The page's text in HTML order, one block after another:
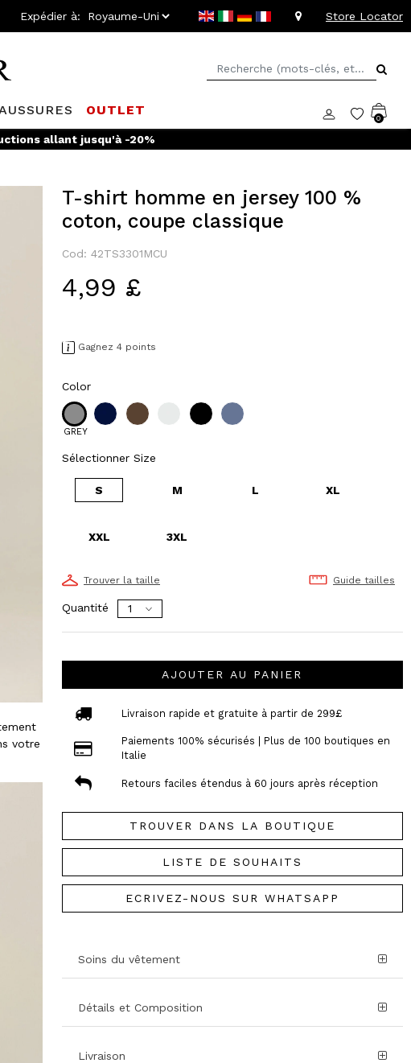
Expédier à: Store Locator
OUTLET
0
allant jusqu'à -20%
votre
T-shirt homme en jersey 100 %
coton, coupe classique
Cod: 42TS3301MCU
4,99 £
Gagnez 4 points
Color
GREY
Sélectionner Size
S M L XL
XXL 3XL
Trouver la taille Guide tailles
Quantité
AJOUTER AU PANIER
Livraison rapide et gratuite à partir de 299£
Paiements 100% sécurisés | Plus de 100 boutiques en
Italie
Retours faciles étendus à 60 jours après réception
TROUVER DANS LA BOUTIQUE
LISTE DE SOUHAITS
ECRIVEZ-NOUS SUR WHATSAPP
Soins du vêtement
Détails et Composition
Livraison